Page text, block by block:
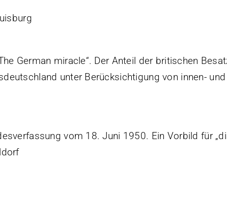
German miracle“. Der Anteil der britischen
unter Berücksichtigung von innen-
vom 18. Juni 1950. Ein Vorbild für